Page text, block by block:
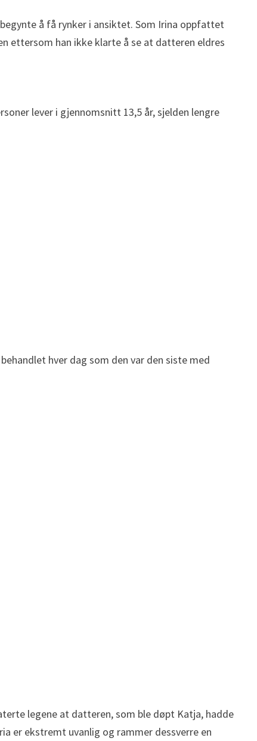
å få rynker i ansiktet. Som Irina oppfattet
ettersom han ikke klarte å se at datteren eldres
lever i gjennomsnitt 13,5 år, sjelden lengre
hver dag som den var den siste med
legene at datteren, som ble døpt Katja, hadde
er ekstremt uvanlig og rammer dessverre en